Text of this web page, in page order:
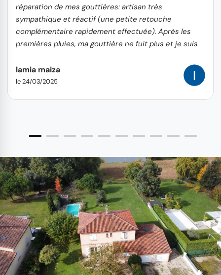
réparation de mes gouttières: artisan très
sympathique et réactif (une petite retouche
complémentaire rapidement effectuée). Après les
premières pluies, ma gouttière ne fuit plus et je suis
lamia maiza
le 24/03/2025